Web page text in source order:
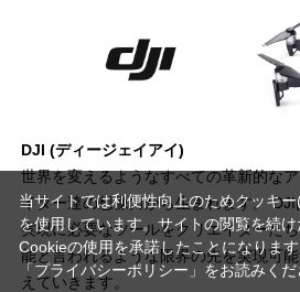
DJI (ディージェイアイ)
世界を変えるようなすべての革新的な
イター達の想像力から生まれます。
実現に必要なツールをクリエイターた
能と言われるような限界の先を実現可
えていきます。
当サイトでは利便性向上のためクッキ
を使用しています。サイトの閲覧を続
Cookieの使用を承諾したことになりま
「プライバシーポリシー」 をお読みくだ